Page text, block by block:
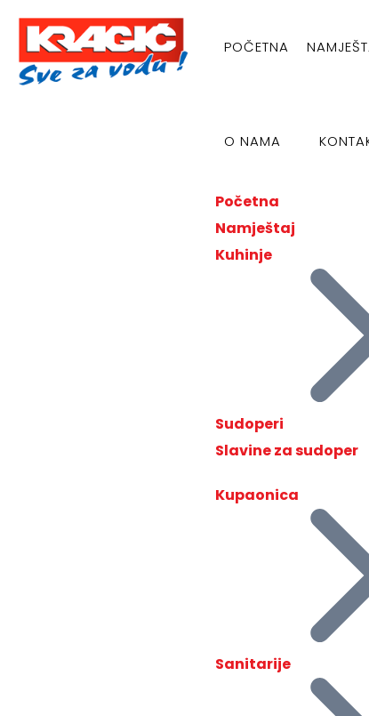
POČETNA
O NAMA
Početna
Namještaj
Kuhinje
Sudoperi
Slavine za sudoper
Kupaonica
Sanitarije